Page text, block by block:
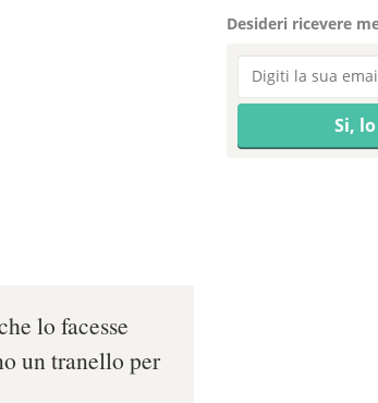
lo facesse
un tranello per
Desideri ricevere